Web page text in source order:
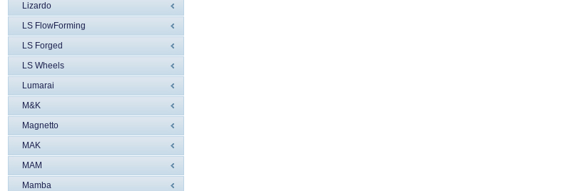
Lizardo
LS FlowForming
LS Forged
LS Wheels
Lumarai
M&K
Magnetto
MAK
MAM
Mamba